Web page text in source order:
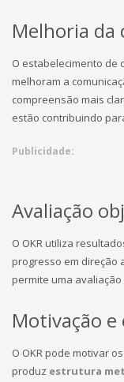
Melhoria da
O estabelecimento de
melhoram a
compreensão mais
estão contribuindo
Publicidade:
Avaliação
O OKR utiliza
progresso em direção
permite uma
Motivação
O OKR pode motivar
produz estrutura